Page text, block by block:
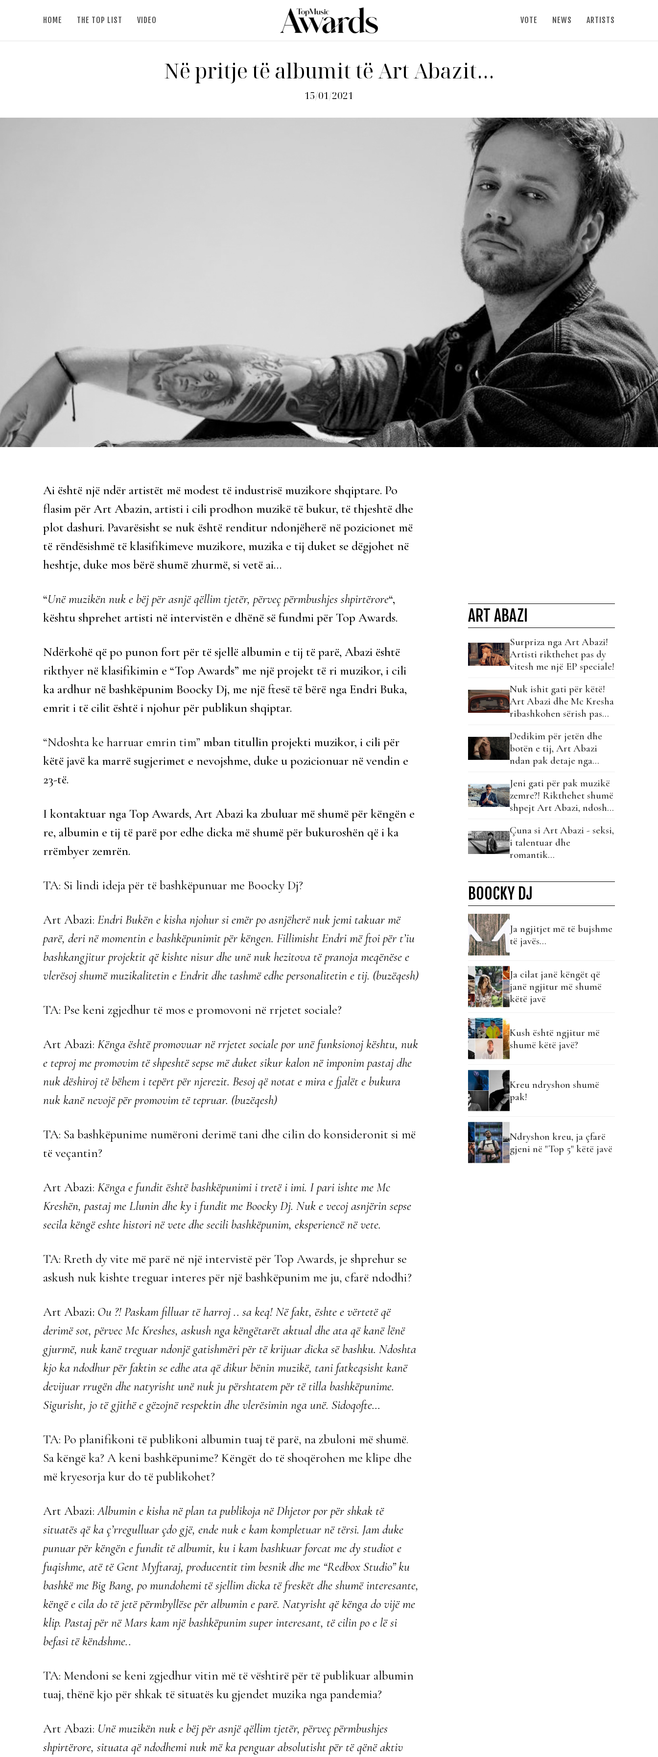
HOME THE TOP LIST VIDEO VOTE NEWS ARTISTS
Në pritje të albumit të Art Abazit…
15/01/2021
Ai është një ndër artistët më modest të industrisë muzikore shqiptare. Po
flasim për Art Abazin, artisti i cili prodhon muzikë të bukur, të thjeshtë dhe
plot dashuri. Pavarësisht se nuk është renditur ndonjëherë në pozicionet më
të rëndësishmë të klasifikimeve muzikore, muzika e tij duket se dëgjohet në
heshtje, duke mos bërë shumë zhurmë, si vetë ai…
“Unë muzikën nuk e bëj për asnjë qëllim tjetër, përveç përmbushjes shpirtërore“,
kështu shprehet artisti në intervistën e dhënë së fundmi për Top Awards.
Ndërkohë që po punon fort për të sjellë albumin e tij të parë, Abazi është
rikthyer në klasifikimin e “Top Awards” me një projekt të ri muzikor, i cili
ka ardhur në bashkëpunim Boocky Dj, me një ftesë të bërë nga Endri Buka,
emrit i të cilit është i njohur për publikun shqiptar.
“Ndoshta ke harruar emrin tim” mban titullin projekti muzikor, i cili për
këtë javë ka marrë sugjerimet e nevojshme, duke u pozicionuar në vendin e
23-të.
I kontaktuar nga Top Awards, Art Abazi ka zbuluar më shumë për këngën e
re, albumin e tij të parë por edhe dicka më shumë për bukuroshën që i ka
rrëmbyer zemrën.
TA: Si lindi ideja për të bashkëpunuar me Boocky Dj?
Art Abazi: Endri Bukën e kisha njohur si emër po asnjëherë nuk jemi takuar më
parë, deri në momentin e bashkëpunimit për këngen. Fillimisht Endri më ftoi për t’iu
bashkangjitur projektit që kishte nisur dhe unë nuk hezitova të pranoja meqënëse e
vlerësoj shumë muzikalitetin e Endrit dhe tashmë edhe personalitetin e tij. (buzëqesh)
TA: Pse keni zgjedhur të mos e promovoni në rrjetet sociale?
Art Abazi: Kënga është promovuar në rrjetet sociale por unë funksionoj kështu, nuk
e teproj me promovim të shpeshtë sepse më duket sikur kalon në imponim pastaj dhe
nuk dëshiroj të bëhem i tepërt për njerezit. Besoj që notat e mira e fjalët e bukura
nuk kanë nevojë për promovim të tepruar. (buzëqesh)
TA: Sa bashkëpunime numëroni derimë tani dhe cilin do konsideronit si më
të veçantin?
Art Abazi: Kënga e fundit është bashkëpunimi i tretë i imi. I pari ishte me Mc
Kreshën, pastaj me Llunin dhe ky i fundit me Boocky Dj. Nuk e vecoj asnjërin sepse
secila këngë eshte histori në vete dhe secili bashkëpunim, eksperiencë në vete.
TA: Rreth dy vite më parë në një intervistë për Top Awards, je shprehur se
askush nuk kishte treguar interes për një bashkëpunim me ju, cfarë ndodhi?
Art Abazi: Ou ?! Paskam filluar të harroj .. sa keq! Në fakt, ështe e vërtetë që
derimë sot, përvec Mc Kreshes, askush nga këngëtarët aktual dhe ata që kanë lënë
gjurmë, nuk kanë treguar ndonjë gatishmëri për të krijuar dicka së bashku. Ndoshta
kjo ka ndodhur për faktin se edhe ata që dikur bënin muzikë, tani fatkeqsisht kanë
devijuar rrugën dhe natyrisht unë nuk ju përshtatem për të tilla bashkëpunime.
Sigurisht, jo të gjithë e gëzojnë respektin dhe vlerësimin nga unë. Sidoqofte…
TA: Po planifikoni të publikoni albumin tuaj të parë, na zbuloni më shumë.
Sa këngë ka? A keni bashkëpunime? Këngët do të shoqërohen me klipe dhe
më kryesorja kur do të publikohet?
Art Abazi: Albumin e kisha në plan ta publikoja në Dhjetor por për shkak të
situatës që ka ç’rregulluar çdo gjë, ende nuk e kam kompletuar në tërsi. Jam duke
punuar për këngën e fundit të albumit, ku i kam bashkuar forcat me dy studiot e
fuqishme, atë të Gent Myftaraj, producentit tim besnik dhe me “Redbox Studio” ku
bashkë me Big Bang, po mundohemi të sjellim dicka të freskët dhe shumë interesante,
këngë e cila do të jetë përmbyllëse për albumin e parë. Natyrisht që kënga do vijë me
klip. Pastaj për në Mars kam një bashkëpunim super interesant, të cilin po e lë si
befasi të këndshme..
TA: Mendoni se keni zgjedhur vitin më të vështirë për të publikuar albumin
tuaj, thënë kjo për shkak të situatës ku gjendet muzika nga pandemia?
Art Abazi: Unë muzikën nuk e bëj për asnjë qëllim tjetër, përveç përmbushjes
shpirtërore, situata që ndodhemi nuk më ka penguar absolutisht për të qënë aktiv
ART ABAZI
Surpriza nga Art Abazi!
Artisti rikthehet pas dy
vitesh me një EP speciale!
Nuk ishit gati për këtë!
Art Abazi dhe Mc Kresha
ribashkohen sërish pas
Dedikim për jetën dhe
botën e tij, Art Abazi
ndan pak detaje nga
po presim!
Jeni gati për pak muzikë
zemre?! Rikthehet shumë
shpejt Art Abazi, ndoshta
Çuna si Art Abazi - seksi,
i talentuar dhe
romantik…
BOOCKY DJ
Ja ngjitjet më të bujshme
të javës...
Ja cilat janë këngët që
janë ngjitur më shumë
këtë javë
Kush është ngjitur më
shumë këtë javë?
Kreu ndryshon shumë
pak!
Ndryshon kreu, ja çfarë
gjeni në "Top 5" këtë javë